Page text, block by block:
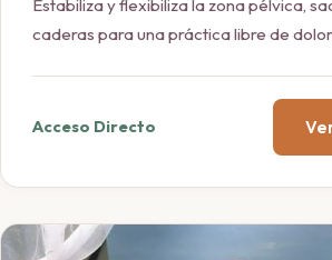
Estabiliza y flexibiliza la zona pélvica,
caderas para una práctica libre de
Acceso Directo